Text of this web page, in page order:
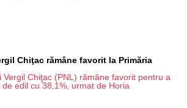
Chiţac rămâne favorit la Primăria
Vergil Chiţac (PNL) rămâne favorit pentru a
edil cu 38,1%, urmat de Horia